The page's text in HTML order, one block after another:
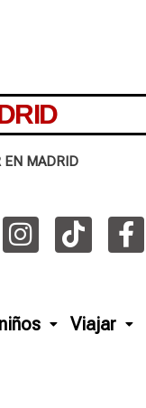
EN MADRID
Viajar